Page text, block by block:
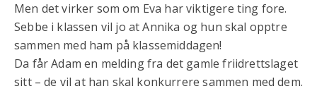
Men det virker som om Eva har viktigere ting fore.
Sebbe i klassen vil jo at Annika og hun skal opptre
sammen med ham på klassemiddagen!
Da får Adam en melding fra det gamle friidrettslaget
sitt – de vil at han skal konkurrere sammen med dem.